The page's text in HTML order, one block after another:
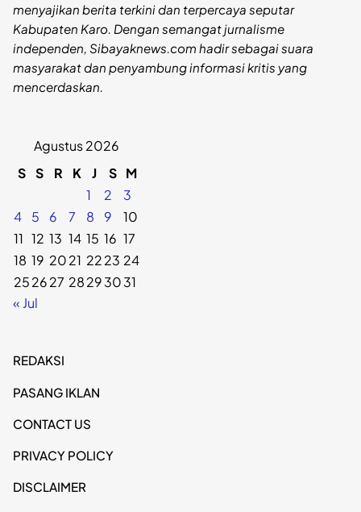
menyajikan berita terkini dan terpercaya seputar
Kabupaten Karo. Dengan semangat jurnalisme
independen, Sibayaknews.com hadir sebagai suara
masyarakat dan penyambung informasi kritis yang
mencerdaskan.
Agustus 2026
S S R K J S M
1
2
3
4
5 6 7 8 9
10
11 12 13 14 15 16 17
18 19 2021 2223 24
252627 28293031
« Jul
REDAKSI
PASANG IKLAN
CONTACT US
PRIVACY POLICY
DISCLAIMER